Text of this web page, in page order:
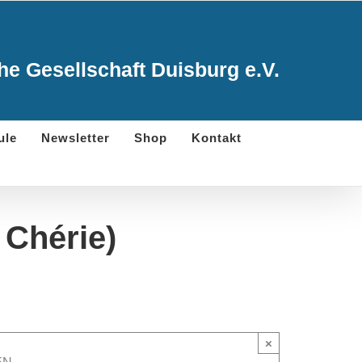
Gesellschaft Duisburg e.V.
Newsletter Shop Kontakt
×